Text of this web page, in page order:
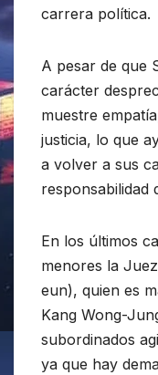
carrera política.
A pesar de que
carácter
muestre
justicia, lo que
a volver a sus
responsabilidad
En los últimos
menores la
eun), quien es
Kang Wong-
subordinados
ya que hay